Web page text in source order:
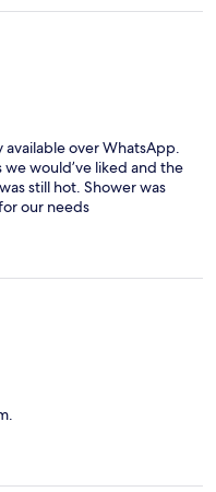
over WhatsApp.
we would’ve liked and the
still hot. Shower was
our needs